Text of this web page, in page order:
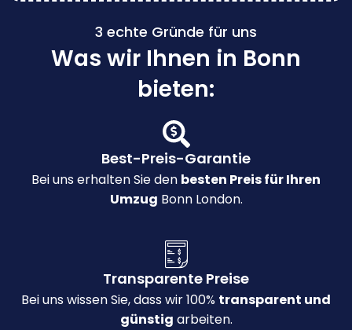
3 echte Gründe für uns
Was wir Ihnen in Bonn
bieten:
Best-Preis-Garantie
Bei uns erhalten Sie den besten Preis für Ihren
Umzug Bonn London.
Transparente Preise
Bei uns wissen Sie, dass wir 100% transparent und
günstig arbeiten.